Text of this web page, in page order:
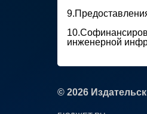
инженерной
© 2026